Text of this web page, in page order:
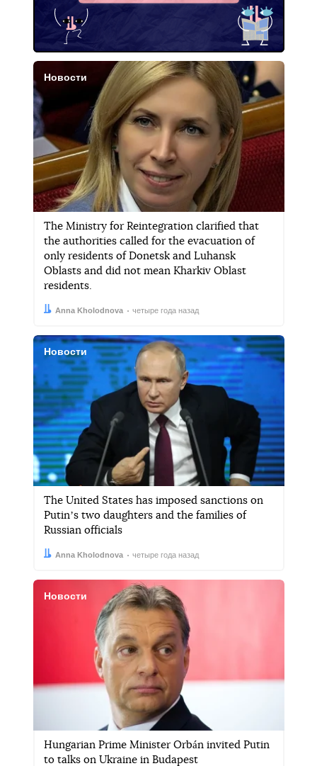
Новости
The Ministry for Reintegration clarified that
the authorities called for the evacuation of
only residents of Donetsk and Luhansk
Oblasts and did not mean Kharkiv Oblast
residents.
Автор:Anna Kholodnova
Дата: четыре года назад
Новости
The United States has imposed sanctions on
Putinʼs two daughters and the families of
Russian officials
Автор:Anna Kholodnova
Дата: четыре года назад
Новости
Hungarian Prime Minister Orbán invited Putin
to talks on Ukraine in Budapest